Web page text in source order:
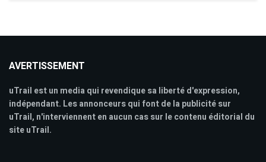
AVERTISSEMENT
uTrail est un media qui revendique sa liberté d'expression,
indépendant. Les annonceurs qui font de la publicité sur
uTrail, n'interviennent en aucun cas sur le contenu éditorial du
site uTrail.